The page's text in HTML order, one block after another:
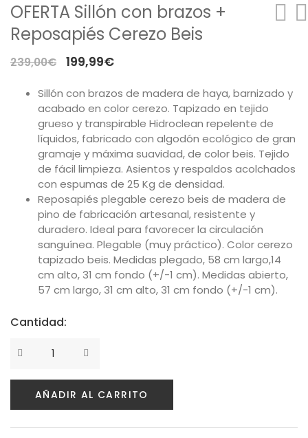
Sofás
Auxiliar
Tu cuenta
Carro de la compra
Aviso Legal
Condiciones de compra
Política de cookies
Política de privacidad
Envíos y Devoluciones
OFERTA Sillón con brazos +
Reposapiés Cerezo Beis
239,00€
El
original
era:
239,00€.
199,99€El
actual
es:
199,99€.
Sillón con brazos de madera de haya, barnizado y
acabado en color cerezo. Tapizado en tejido
grueso y transpirable Hidroclean repelente de
líquidos, fabricado con algodón ecológico de gran
gramaje y máxima suavidad, de color beis. Tejido
de fácil limpieza. Asientos y respaldos acolchados
con espumas de 25 Kg de densidad.
Reposapiés plegable cerezo beis de madera de
pino de fabricación artesanal, resistente y
duradero. Ideal para favorecer la circulación
sanguínea. Plegable (muy práctico). Color cerezo
tapizado beis. Medidas plegado, 58 cm largo,14
cm alto, 31 cm fondo (+/-1 cm). Medidas abierto,
57 cm largo, 31 cm alto, 31 cm fondo (+/-1 cm).
Cantidad:
AÑADIR AL CARRITO